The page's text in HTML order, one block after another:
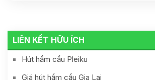
LIÊN KẾT HỮU ÍCH
Hút hầm cầu Pleiku
Giá hút hầm cầu Gia Lai